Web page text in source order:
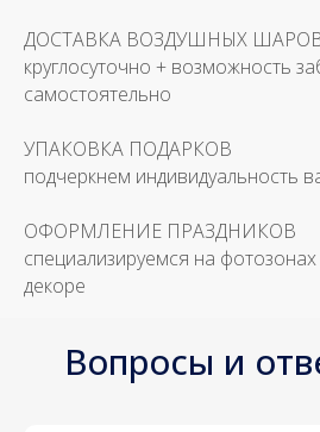
ДОСТАВКА ВОЗДУШНЫХ
круглосуточно + возможность
самостоятельно
УПАКОВКА ПОДАРКОВ
подчеркнем индивидуальность
ОФОРМЛЕНИЕ ПРАЗДНИКОВ
специализируемся на
декоре
Вопросы и